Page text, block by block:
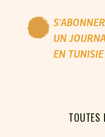
UN
EN TUNISIE
TOUTES